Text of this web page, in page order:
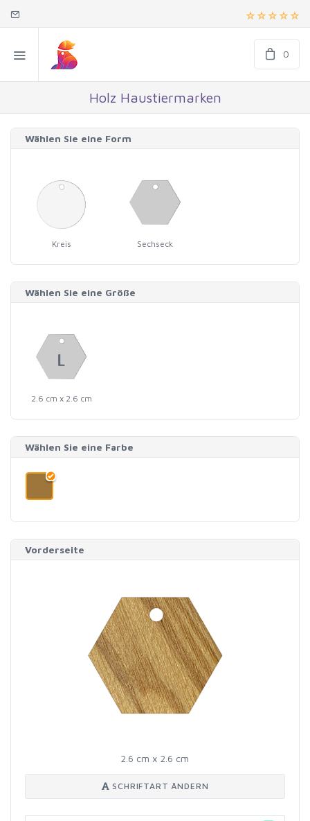
0
Holz Haustiermarken
Wählen Sie eine Form
Kreis Sechseck
Wählen Sie eine Größe
2.6 cm x 2.6 cm
Wählen Sie eine Farbe
Vorderseite
2.6 cm x 2.6 cm
SCHRIFTART ÄNDERN